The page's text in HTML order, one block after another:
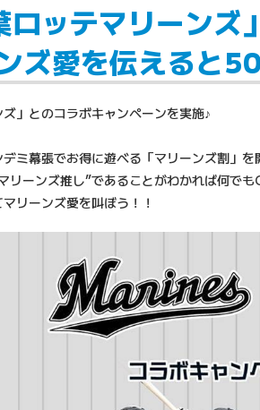
ッテマリーンズ
ズ愛を伝えると
」とのコラボキャンペーンを実施♪
ミ幕張でお得に遊べる「マリーンズ割」を
リーンズ推し”であることがわかれば何でも
リーンズ愛を叫ぼう！！